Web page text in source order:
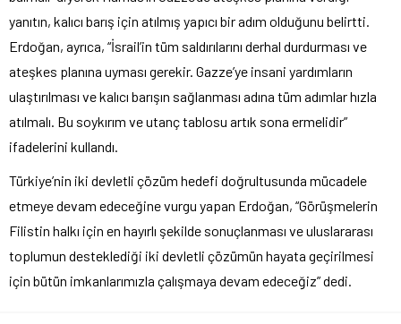
yanıtın, kalıcı barış için atılmış yapıcı bir adım olduğunu belirtti.
Erdoğan, ayrıca, “İsrail’in tüm saldırılarını derhal durdurması ve
ateşkes planına uyması gerekir. Gazze’ye insani yardımların
ulaştırılması ve kalıcı barışın sağlanması adına tüm adımlar hızla
atılmalı. Bu soykırım ve utanç tablosu artık sona ermelidir”
ifadelerini kullandı.
Türkiye’nin iki devletli çözüm hedefi doğrultusunda mücadele
etmeye devam edeceğine vurgu yapan Erdoğan, “Görüşmelerin
Filistin halkı için en hayırlı şekilde sonuçlanması ve uluslararası
toplumun desteklediği iki devletli çözümün hayata geçirilmesi
için bütün imkanlarımızla çalışmaya devam edeceğiz” dedi.